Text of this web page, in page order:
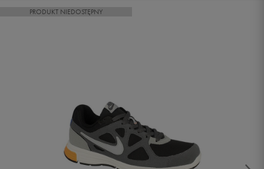
PRODUKT NIEDOSTĘPNY